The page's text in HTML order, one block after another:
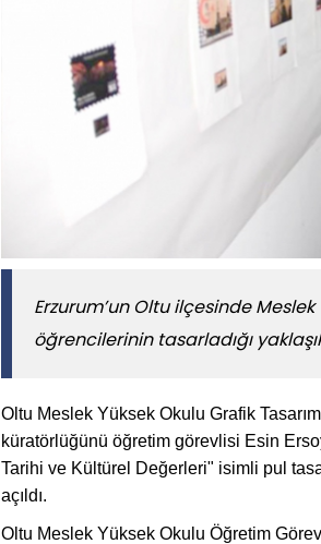
Erzurum’un Oltu ilçesinde
öğrencilerinin tasarladığı
Oltu Meslek Yüksek Okulu Grafik
küratörlüğünü öğretim görevlisi Esin
Tarihi ve Kültürel Değerleri" isimli pul
açıldı.
Oltu Meslek Yüksek Okulu Öğretim